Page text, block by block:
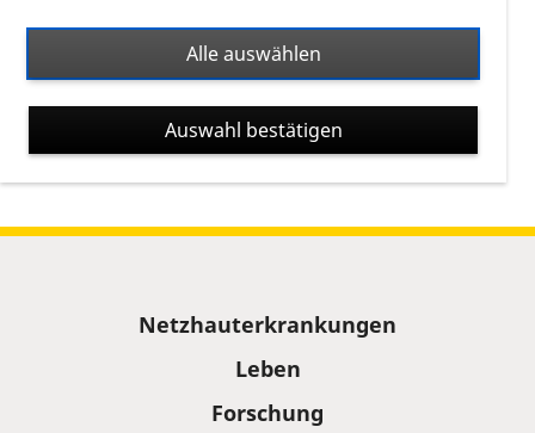
Kalenderinformationen zum Termin
Netzhauterkrankungen
Leben
Forschung
Alle auswählen
Auswahl bestätigen